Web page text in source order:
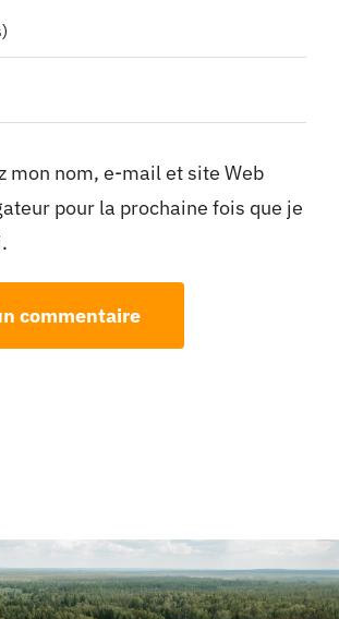
mon nom, e-mail et site Web
pour la prochaine fois que je